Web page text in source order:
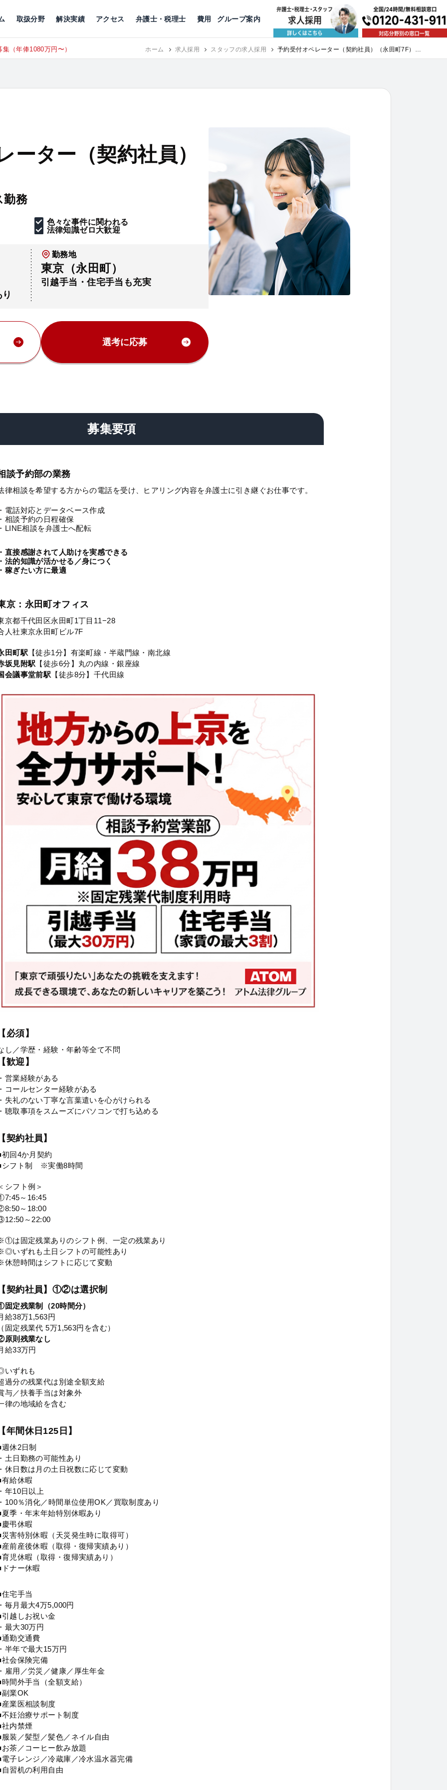
取扱分野
公益活動
解決実績 アクセス
京都 神戸 福岡
弁護士・税理士 費用 グループ案内
（年俸1080万円〜） RECRUIT 東京にて、相談予約スタッフ募集（月給38万以上）
ーター（契約社員）
勤務
色々な事件に関われる
法律知識ゼロ大歓迎
勤務地
東京（永田町）
引越手当・住宅手当も充実
選考に応募
募集要項
談予約部の業務
律相談を希望する方からの電話を受け、ヒアリング内容を弁護士に引き継ぐお仕事です。
電話対応とデータベース作成
相談予約の日程確保
LINE相談を弁護士へ配転
直接感謝されて人助けを実感できる
法的知識が活かせる／身につく
稼ぎたい方に最適
京：永田町オフィス
京都千代田区永田町1丁目11−28
人社東京永田町ビル7F
田町駅 【徒歩1分】有楽町線・半蔵門線・南北線
坂見附駅 【徒歩6分】丸の内線・銀座線
会議事堂前駅 【徒歩8分】千代田線
必須】
し／学歴・経験・年齢等全て不問
歓迎】
営業経験がある
コールセンター経験がある
失礼のない丁寧な言葉遣いを心がけられる
聴取事項をスムーズにパソコンで打ち込める
契約社員】
初回4か月契約
シフト制 ※実働8時間
シフト例＞
～16:45
～18:00
～22:00
は固定残業ありのシフト例、一定の残業あり
いずれも土日シフトの可能性あり
休憩時間はシフトに応じて変動
契約社員】①②は選択制
固定残業制（20時間分）
給38万1,563円
固定残業代 5万1,563円を含む）
原則残業なし
給33万円
いずれも
過分の残業代は別途全額支給
与／扶養手当は対象外
律の地域給を含む
年間休日125日】
休2日制
土日勤務の可能性あり
休日数は月の土日祝数に応じて変動
有給休暇
年10日以上
100％消化／時間単位使用OK／買取制度あり
夏季・年末年始特別休暇あり
慶弔休暇
災害特別休暇（天災発生時に取得可）
産前産後休暇（取得・復帰実績あり）
育児休暇（取得・復帰実績あり）
ドナー休暇
住宅手当
毎月最大4万5,000円
引越しお祝い金
最大30万円
通勤交通費
半年で最大15万円
社会保険完備
雇用／労災／健康／厚生年金
間外手当（全額支給）
副業OK
産業医相談制度
不妊治療サポート制度
社内禁煙
服装／髪型／髪色／ネイル自由
お茶／コーヒー飲み放題
電子レンジ／冷蔵庫／冷水温水器完備
自習机の利用自由
ホーム 求人採用 スタッフの求人採用
予約受付オペレーター（契約社員）（永田町7F）｜